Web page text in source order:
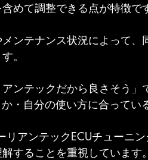
めて調整できる点が特徴で
ンテナンス状況によって
。
アンテックだから良さそう
・自分の使い方に合ってい
リアンテックECUチューニ
することを重視しています。